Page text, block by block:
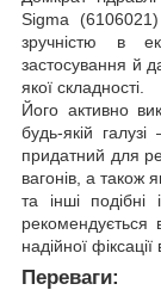
Sigma (6106021)
зручністю в
застосування й
якої складності.
Його активно
будь-якій
придатний для
вагонів, а також
та інші
рекомендується
надійної
Переваги: